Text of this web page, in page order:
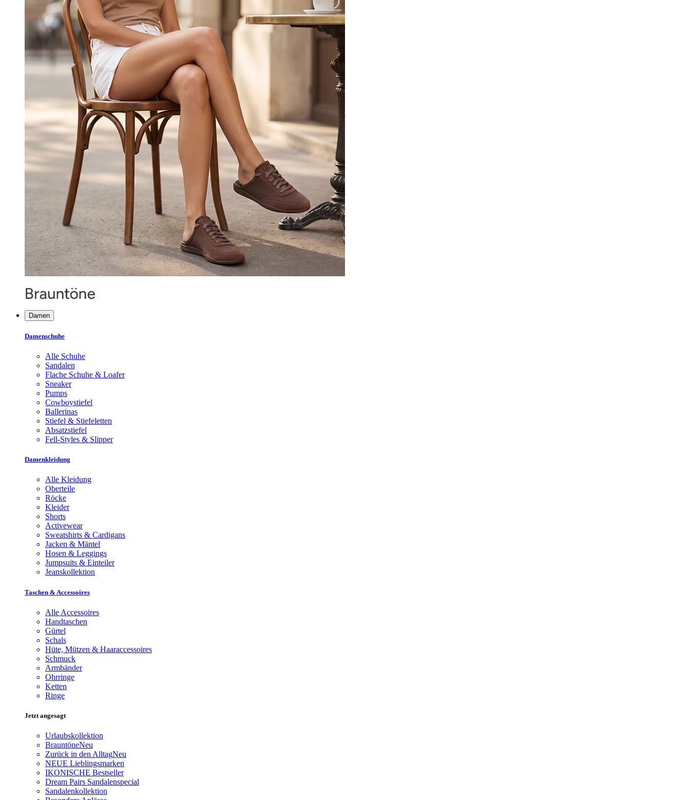
Damen
Damenschuhe
Alle Schuhe
Sandalen
Flache Schuhe & Loafer
Sneaker
Pumps
Cowboystiefel
Ballerinas
Stiefel & Stiefeletten
Absatzstiefel
Fell-Styles & Slipper
Damenkleidung
Alle Kleidung
Oberteile
Röcke
Kleider
Shorts
Activewear
Sweatshirts & Cardigans
Jacken & Mäntel
Hosen & Leggings
Jumpsuits & Einteiler
Jeanskollektion
Taschen & Accessoires
Alle Accessoires
Handtaschen
Gürtel
Schals
Hüte, Mützen & Haaraccessoires
Schmuck
Armbänder
Ohrringe
Ketten
Ringe
Jetzt angesagt
Urlaubskollektion
BrauntöneNeu
Zurück in den AlltagNeu
NEUE Lieblingsmarken
IKONISCHE Bestseller
Dream Pairs Sandalenspecial
Sandalenkollektion